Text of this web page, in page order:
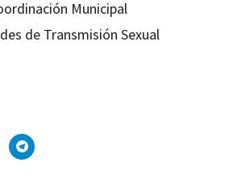
Municipal
de Transmisión Sexual